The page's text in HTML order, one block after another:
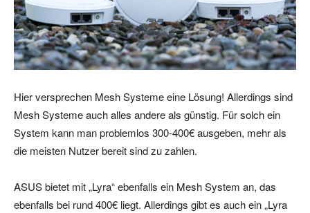
Hier versprechen Mesh Systeme eine Lösung! Allerdings sind
Mesh Systeme auch alles andere als günstig. Für solch ein
System kann man problemlos 300-400€ ausgeben, mehr als
die meisten Nutzer bereit sind zu zahlen.
ASUS bietet mit „Lyra“ ebenfalls ein Mesh System an, das
ebenfalls bei rund 400€ liegt. Allerdings gibt es auch ein „Lyra